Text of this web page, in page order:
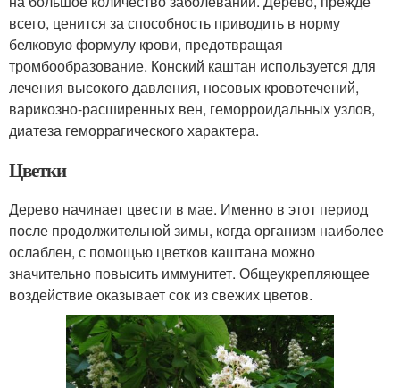
всего, ценится за способность приводить в норму
белковую формулу крови, предотвращая
тромбообразование. Конский каштан используется для
лечения высокого давления, носовых кровотечений,
варикозно-расширенных вен, геморроидальных узлов,
диатеза геморрагического характера.
Цветки
Дерево начинает цвести в мае. Именно в этот период
после продолжительной зимы, когда организм наиболее
ослаблен, с помощью цветков каштана можно
значительно повысить иммунитет. Общеукрепляющее
воздействие оказывает сок из свежих цветов.